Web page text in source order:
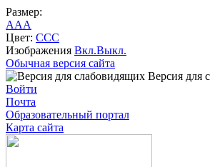
Размер:
AAA
Цвет: CCC
Изображения Вкл.Выкл.
Обычная версия сайта
Версия для
Войти
Почта
Образовательный портал
Карта сайта